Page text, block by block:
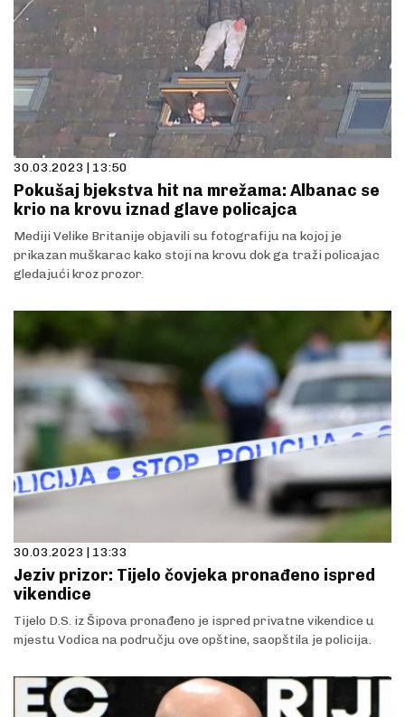
30.03.2023 | 13:50
Pokušaj bjekstva hit na mrežama: Albanac se
krio na krovu iznad glave policajca
Mediji Velike Britanije objavili su fotografiju na kojoj je
prikazan muškarac kako stoji na krovu dok ga traži policajac
gledajući kroz prozor.
30.03.2023 | 13:33
Jeziv prizor: Tijelo čovjeka pronađeno ispred
vikendice
Tijelo D.S. iz Šipova pronađeno je ispred privatne vikendice u
mjestu Vodica na području ove opštine, saopštila je policija.